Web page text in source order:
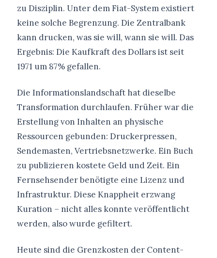
zu Disziplin. Unter dem Fiat-System existiert
keine solche Begrenzung. Die Zentralbank
kann drucken, was sie will, wann sie will. Das
Ergebnis: Die Kaufkraft des Dollars ist seit
1971 um 87% gefallen.
Die Informationslandschaft hat dieselbe
Transformation durchlaufen. Früher war die
Erstellung von Inhalten an physische
Ressourcen gebunden: Druckerpressen,
Sendemasten, Vertriebsnetzwerke. Ein Buch
zu publizieren kostete Geld und Zeit. Ein
Fernsehsender benötigte eine Lizenz und
Infrastruktur. Diese Knappheit erzwang
Kuration – nicht alles konnte veröffentlicht
werden, also wurde gefiltert.
Heute sind die Grenzkosten der Content-